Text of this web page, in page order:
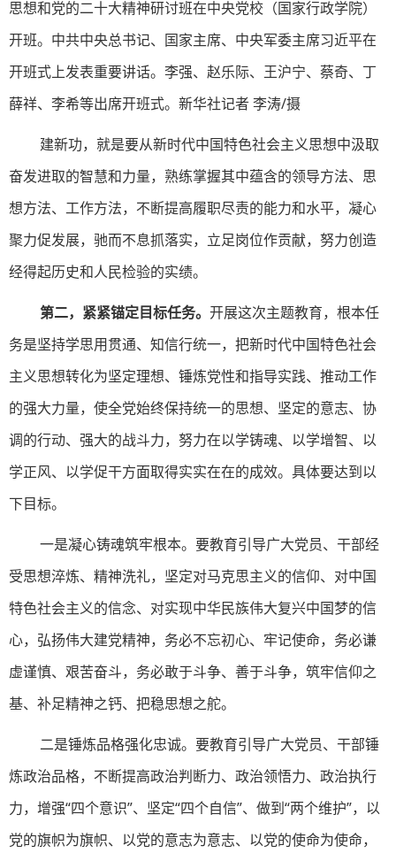
思想和党的二十大精神研讨班在中央党校（国家行政学院）
开班。中共中央总书记、国家主席、中央军委主席习近平在
开班式上发表重要讲话。李强、赵乐际、王沪宁、蔡奇、丁
薛祥、李希等出席开班式。新华社记者 李涛/摄
建新功，就是要从新时代中国特色社会主义思想中汲取
奋发进取的智慧和力量，熟练掌握其中蕴含的领导方法、思
想方法、工作方法，不断提高履职尽责的能力和水平，凝心
聚力促发展，驰而不息抓落实，立足岗位作贡献，努力创造
经得起历史和人民检验的实绩。
第二，紧紧锚定目标任务。 开展这次主题教育，根本任
务是坚持学思用贯通、知信行统一，把新时代中国特色社会
主义思想转化为坚定理想、锤炼党性和指导实践、推动工作
的强大力量，使全党始终保持统一的思想、坚定的意志、协
调的行动、强大的战斗力，努力在以学铸魂、以学增智、以
学正风、以学促干方面取得实实在在的成效。具体要达到以
下目标。
一是凝心铸魂筑牢根本。要教育引导广大党员、干部经
受思想淬炼、精神洗礼，坚定对马克思主义的信仰、对中国
特色社会主义的信念、对实现中华民族伟大复兴中国梦的信
心，弘扬伟大建党精神，务必不忘初心、牢记使命，务必谦
虚谨慎、艰苦奋斗，务必敢于斗争、善于斗争，筑牢信仰之
基、补足精神之钙、把稳思想之舵。
二是锤炼品格强化忠诚。要教育引导广大党员、干部锤
炼政治品格，不断提高政治判断力、政治领悟力、政治执行
力，增强“四个意识”、坚定“四个自信”、做到“两个维护”，以
党的旗帜为旗帜、以党的意志为意志、以党的使命为使命，